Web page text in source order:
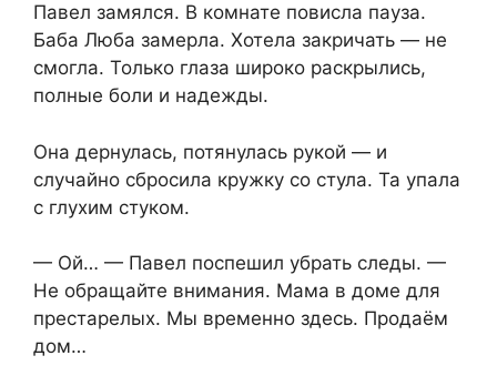
Павел замялся. В комнате повисла пауза.
Баба Люба замерла. Хотела закричать — не
смогла. Только глаза широко раскрылись,
полные боли и надежды.
Она дернулась, потянулась рукой — и
случайно сбросила кружку со стула. Та упала
с глухим стуком.
— Ой… — Павел поспешил убрать следы. —
Не обращайте внимания. Мама в доме для
престарелых. Мы временно здесь. Продаём
дом…